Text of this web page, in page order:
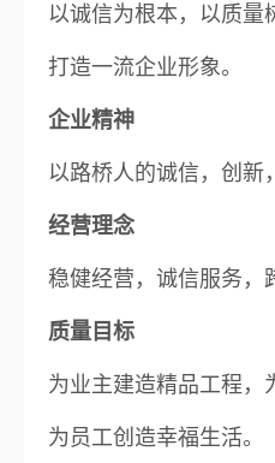
以诚信为根本，以质量
打造一流企业形象。
企业精神
以路桥人的诚信，创新
经营理念
稳健经营，诚信服务，
质量目标
为业主建造精品工程，
为员工创造幸福生活。